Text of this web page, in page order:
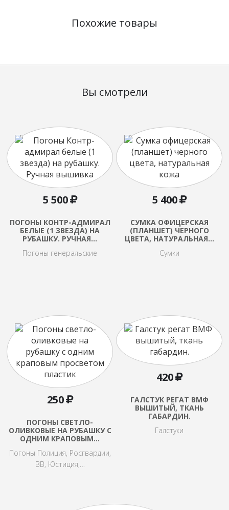
Похожие товары
Вы смотрели
5 500
ПОГОНЫ КОНТР-АДМИРАЛ
БЕЛЫЕ (1 ЗВЕЗДА) НА
РУБАШКУ. РУЧНАЯ…
Погоны генеральские
5 400
CУМКА ОФИЦЕРСКАЯ
(ПЛАНШЕТ) ЧЕРНОГО
ЦВЕТА, НАТУРАЛЬНАЯ…
Сумки
250
ПОГОНЫ СВЕТЛО-
ОЛИВКОВЫЕ НА РУБАШКУ С
ОДНИМ КРАПОВЫМ…
Погоны Полиция, Росгвардии,
ВВ, Юстиция,…
420
ГАЛСТУК РЕГАТ ВМФ
ВЫШИТЫЙ, ТКАНЬ
ГАБАРДИН.
Галстуки